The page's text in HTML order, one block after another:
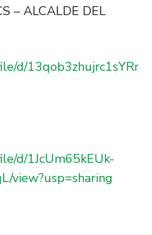
– ALCALDE DEL
d/
d/1JcUm65kEUk-
view?usp=sharing